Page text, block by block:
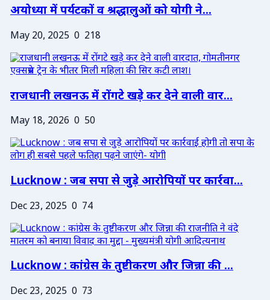
अयोध्या में पर्यटकों व श्रद्धालुओं को योगी ने...
May 20, 2025 0 218
राजधानी लखनऊ में रोंगटे खड़े कर देने वाली वार...
May 18, 2026 0 50
Lucknow : जब सपा से जुड़े आरोपियों पर कार्रवा...
Dec 23, 2025 0 74
Lucknow : कांग्रेस के तुष्टीकरण और जिन्ना की ...
Dec 23, 2025 0 73